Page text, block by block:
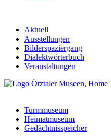
Aktuell
Ausstellungen
Bilderspaziergang
Dialektwörterbuch
Veranstaltungen
Turmmuseum
Heimatmuseum
Gedächtnisspeicher